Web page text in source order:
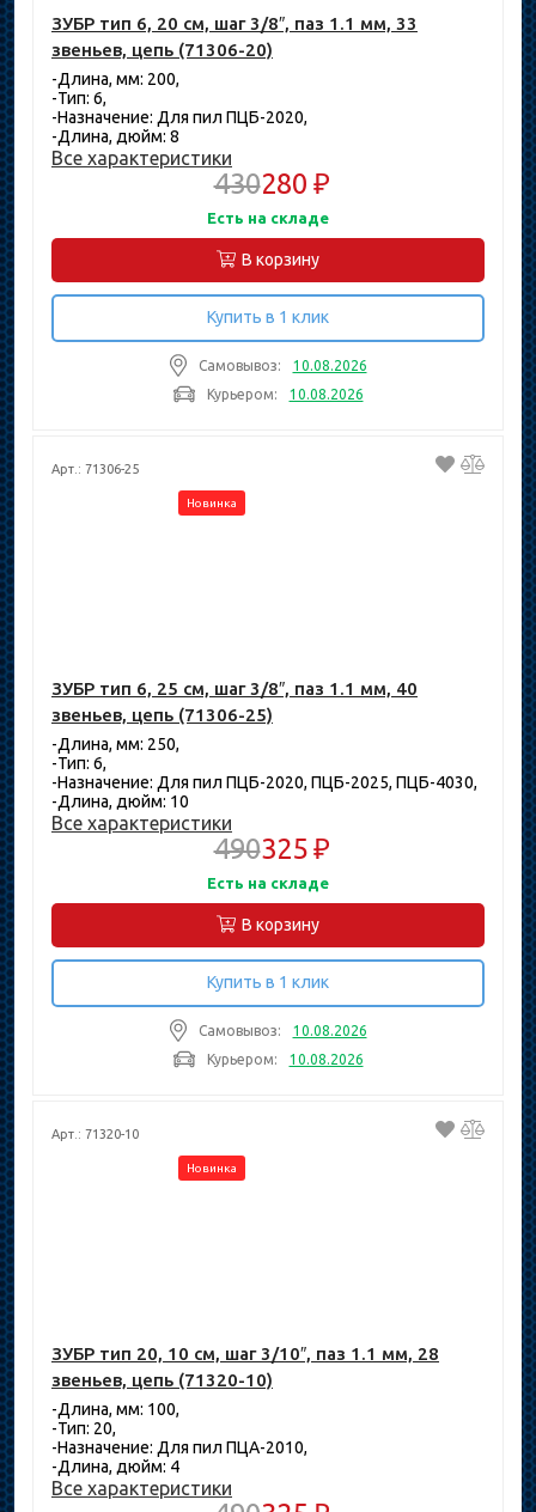
ЗУБР тип 6, 20 см, шаг 3/8″, паз 1.1 мм, 33
звеньев, цепь (71306-20)
-Длина, мм: 200,
-Тип: 6,
-Назначение: Для пил ПЦБ-2020,
-Длина, дюйм: 8
Все характеристики
430280 ₽
Есть на складе
В корзину
Купить в 1 клик
Самовывоз:
10.08.2026
Курьером:
10.08.2026
Арт.: 71306-25
Новинка
ЗУБР тип 6, 25 см, шаг 3/8″, паз 1.1 мм, 40
звеньев, цепь (71306-25)
-Длина, мм: 250,
-Тип: 6,
-Назначение: Для пил ПЦБ-2020, ПЦБ-2025, ПЦБ-4030,
-Длина, дюйм: 10
Все характеристики
490325 ₽
Есть на складе
В корзину
Купить в 1 клик
Самовывоз:
10.08.2026
Курьером:
10.08.2026
Арт.: 71320-10
Новинка
ЗУБР тип 20, 10 см, шаг 3/10″, паз 1.1 мм, 28
звеньев, цепь (71320-10)
-Длина, мм: 100,
-Тип: 20,
-Назначение: Для пил ПЦА-2010,
-Длина, дюйм: 4
Все характеристики